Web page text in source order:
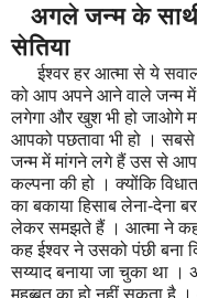
अगले जन्म के
सेतिया
ईश्वर हर आत्मा से ये
को आप अपने आने वाले जन्म
लगेगा और खुश भी हो जाओगे
आपको पछतावा भी हो ।
जन्म में मांगने लगे हैं उस से
कल्पना की हो । क्योंकि
का बकाया हिसाब लेना-देना
लेकर समझते हैं । आत्मा ने
कह ईश्वर ने उसको पंछी बना
सय्याद बनाया जा चुका था ।
मुहब्बत का हो नहीं सकता है